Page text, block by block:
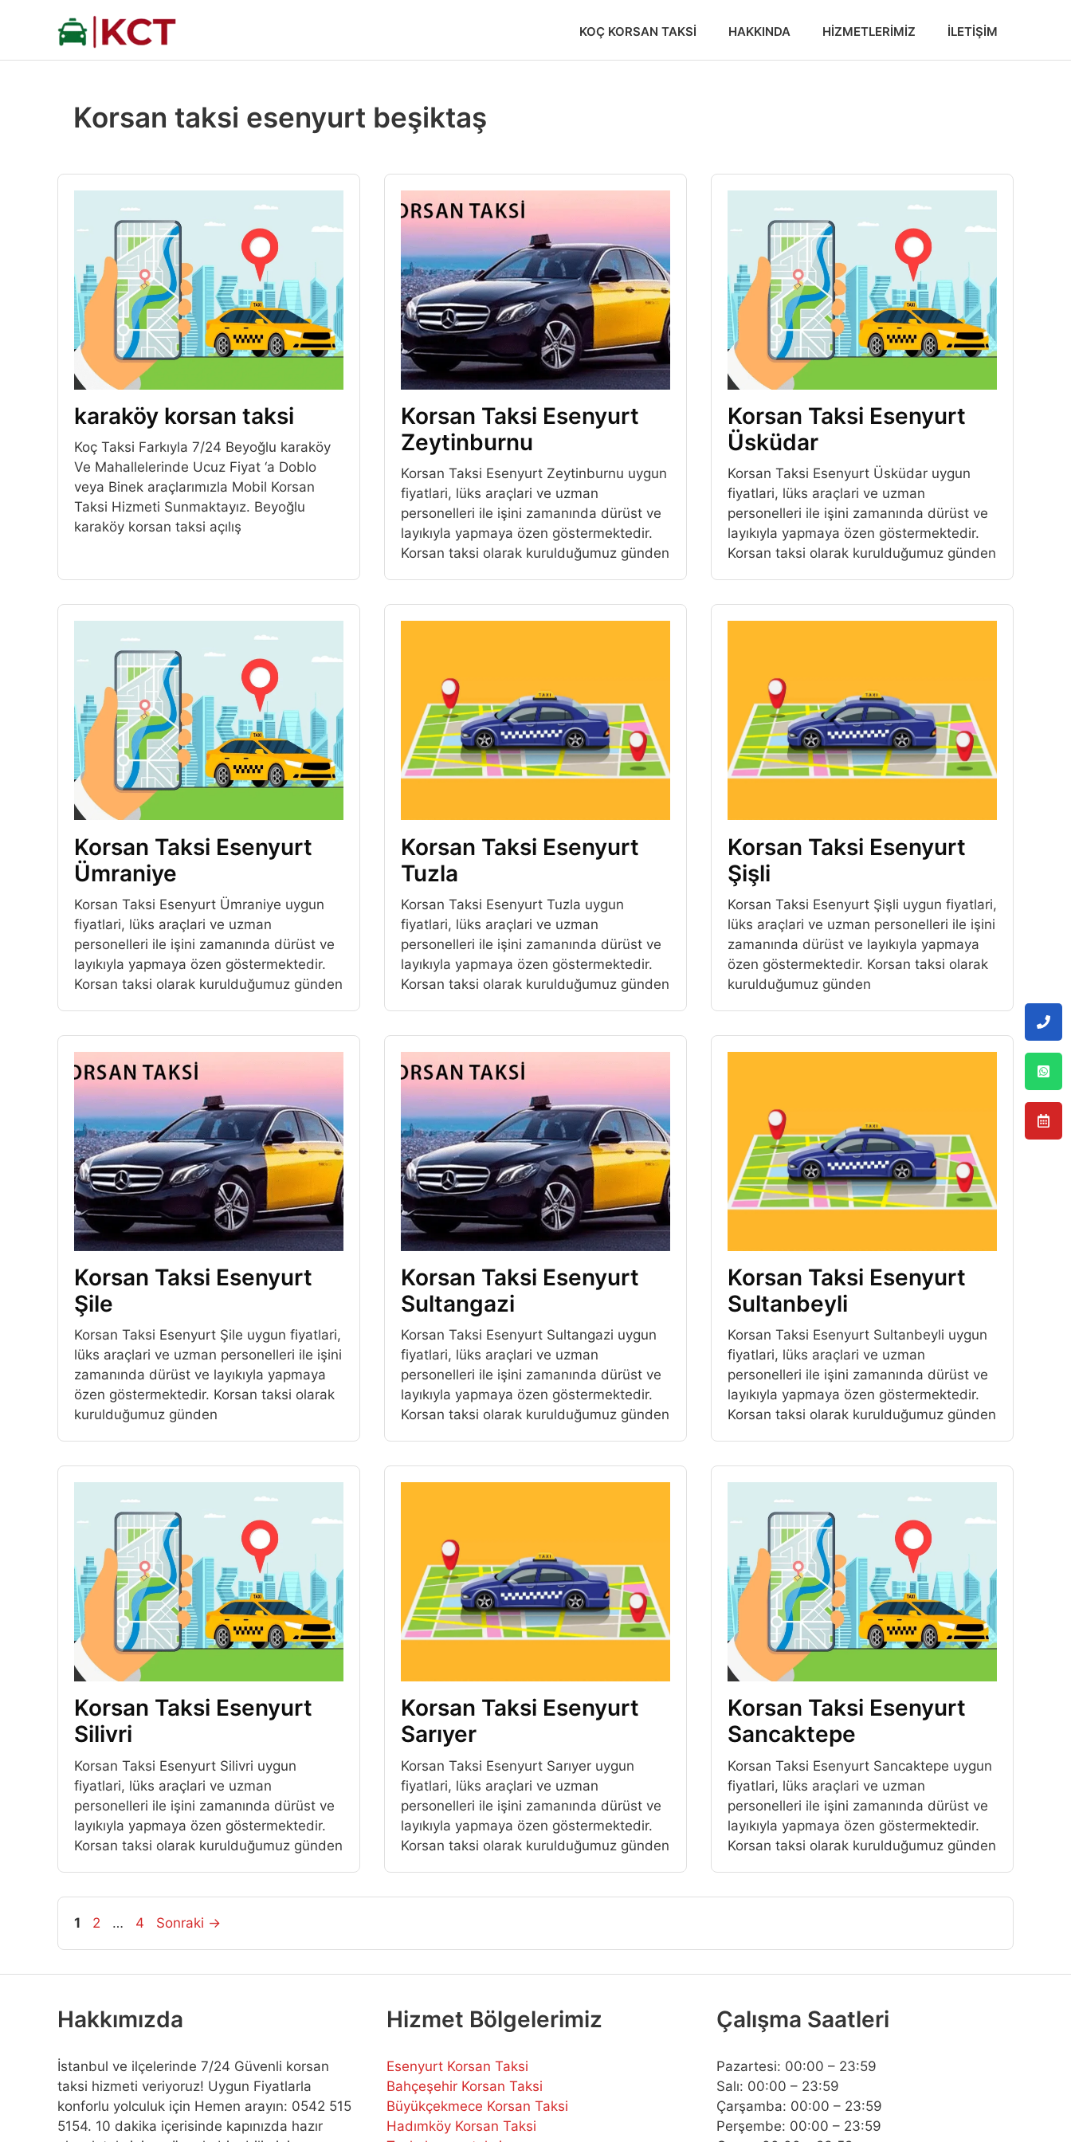
KOÇ KORSAN TAKSI HAKKINDA HIZMETLERIMIZ İLETIŞIM
Korsan taksi esenyurt beşiktaş
karaköy korsan taksi
Koç Taksi Farkıyla 7/24 Beyoğlu karaköy
Ve Mahallelerinde Ucuz Fiyat ‘a Doblo
veya Binek araçlarımızla Mobil Korsan
Taksi Hizmeti Sunmaktayız. Beyoğlu
karaköy korsan taksi açılış
Korsan Taksi Esenyurt
Zeytinburnu
Korsan Taksi Esenyurt Zeytinburnu uygun
fiyatlari, lüks araçlari ve uzman
personelleri ile işini zamanında dürüst ve
layıkıyla yapmaya özen göstermektedir.
Korsan taksi olarak kurulduğumuz günden
Korsan Taksi Esenyurt
Üsküdar
Korsan Taksi Esenyurt Üsküdar uygun
fiyatlari, lüks araçlari ve uzman
personelleri ile işini zamanında dürüst ve
layıkıyla yapmaya özen göstermektedir.
Korsan taksi olarak kurulduğumuz günden
Korsan Taksi Esenyurt
Ümraniye
Korsan Taksi Esenyurt Ümraniye uygun
fiyatlari, lüks araçlari ve uzman
personelleri ile işini zamanında dürüst ve
layıkıyla yapmaya özen göstermektedir.
Korsan taksi olarak kurulduğumuz günden
Korsan Taksi Esenyurt
Tuzla
Korsan Taksi Esenyurt Tuzla uygun
fiyatlari, lüks araçlari ve uzman
personelleri ile işini zamanında dürüst ve
layıkıyla yapmaya özen göstermektedir.
Korsan taksi olarak kurulduğumuz günden
Korsan Taksi Esenyurt
Şişli
Korsan Taksi Esenyurt Şişli uygun fiyatlari,
lüks araçlari ve uzman personelleri ile işini
zamanında dürüst ve layıkıyla yapmaya
özen göstermektedir. Korsan taksi olarak
kurulduğumuz günden
Korsan Taksi Esenyurt
Şile
Korsan Taksi Esenyurt Şile uygun fiyatlari,
lüks araçlari ve uzman personelleri ile işini
zamanında dürüst ve layıkıyla yapmaya
özen göstermektedir. Korsan taksi olarak
kurulduğumuz günden
Korsan Taksi Esenyurt
Sultangazi
Korsan Taksi Esenyurt Sultangazi uygun
fiyatlari, lüks araçlari ve uzman
personelleri ile işini zamanında dürüst ve
layıkıyla yapmaya özen göstermektedir.
Korsan taksi olarak kurulduğumuz günden
Korsan Taksi Esenyurt
Sultanbeyli
Korsan Taksi Esenyurt Sultanbeyli uygun
fiyatlari, lüks araçlari ve uzman
personelleri ile işini zamanında dürüst ve
layıkıyla yapmaya özen göstermektedir.
Korsan taksi olarak kurulduğumuz günden
Korsan Taksi Esenyurt
Silivri
Korsan Taksi Esenyurt Silivri uygun
fiyatlari, lüks araçlari ve uzman
personelleri ile işini zamanında dürüst ve
layıkıyla yapmaya özen göstermektedir.
Korsan taksi olarak kurulduğumuz günden
Korsan Taksi Esenyurt
Sarıyer
Korsan Taksi Esenyurt Sarıyer uygun
fiyatlari, lüks araçlari ve uzman
personelleri ile işini zamanında dürüst ve
layıkıyla yapmaya özen göstermektedir.
Korsan taksi olarak kurulduğumuz günden
Korsan Taksi Esenyurt
Sancaktepe
Korsan Taksi Esenyurt Sancaktepe uygun
fiyatlari, lüks araçlari ve uzman
personelleri ile işini zamanında dürüst ve
layıkıyla yapmaya özen göstermektedir.
Korsan taksi olarak kurulduğumuz günden
Sayfa
1 Sayfa
2 … Sayfa
4 Sonraki →
Hakkımızda
İstanbul ve ilçelerinde 7/24 Güvenli korsan
taksi hizmeti veriyoruz! Uygun Fiyatlarla
konforlu yolculuk için Hemen arayın: 0542 515
5154. 10 dakika içerisinde kapınızda hazır
Hizmet Bölgelerimiz
Esenyurt Korsan Taksi
Bahçeşehir Korsan Taksi
Büyükçekmece Korsan Taksi
Hadımköy Korsan Taksi
Çalışma Saatleri
Pazartesi: 00:00 – 23:59
Salı: 00:00 – 23:59
Çarşamba: 00:00 – 23:59
Perşembe: 00:00 – 23:59